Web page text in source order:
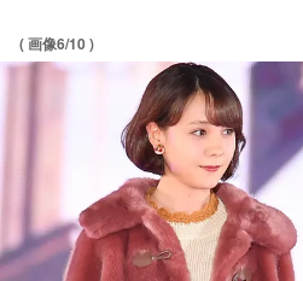
( 画像6/10 )